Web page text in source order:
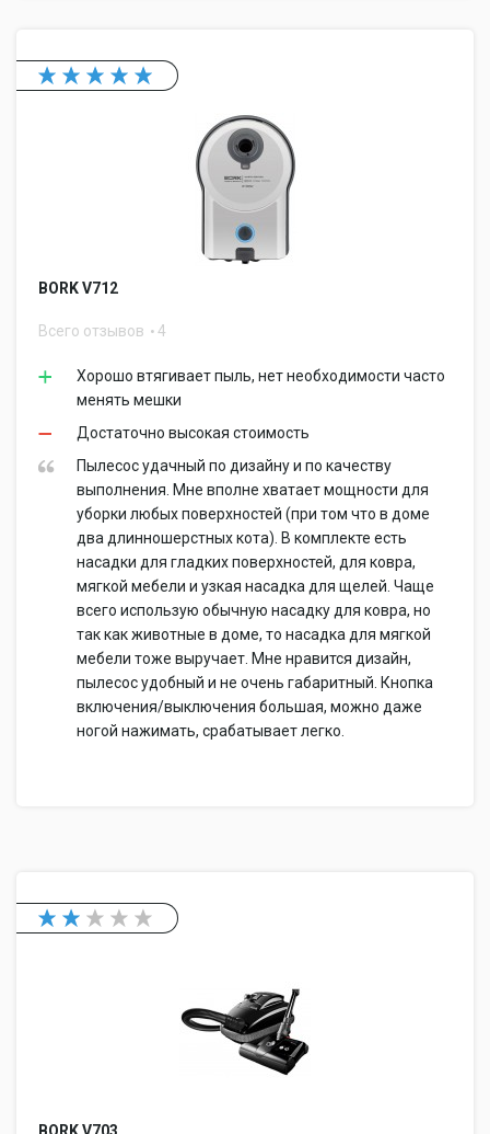
BORK V712
Всего отзывов 4
Хорошо втягивает пыль, нет необходимости часто
менять мешки
Достаточно высокая стоимость
Пылесос удачный по дизайну и по качеству
выполнения. Мне вполне хватает мощности для
уборки любых поверхностей (при том что в доме
два длинношерстных кота). В комплекте есть
насадки для гладких поверхностей, для ковра,
мягкой мебели и узкая насадка для щелей. Чаще
всего использую обычную насадку для ковра, но
так как животные в доме, то насадка для мягкой
мебели тоже выручает. Мне нравится дизайн,
пылесос удобный и не очень габаритный. Кнопка
включения/выключения большая, можно даже
ногой нажимать, срабатывает легко.